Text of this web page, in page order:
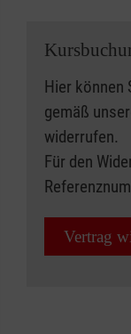
Hier können
gemäß
widerrufen.
Für den
Vertrag